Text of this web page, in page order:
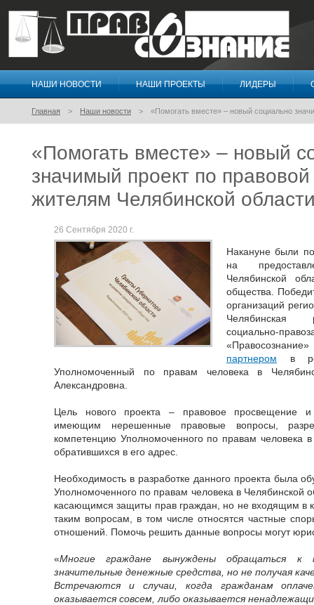
Правосознание
НАШИ НОВОСТИ НАШИ ПРОЕКТЫ ЛИДЕРЫ
Главная Наши новости «Помогать вместе» – новый социально
«Помогать вместе» – новый
значимый проект по
жителям Челябинской
26 Сентября 2020 г.
Накануне были
на
Челябинской
общества.
организаций
Челябинская
социально-
партнером в
Уполномоченный по правам человека в
Александровна.
Цель нового проекта – правовое просвещение
имеющим нерешенные правовые вопросы,
компетенцию Уполномоченного по правам человека
обратившихся в его адрес.
Необходимость в разработке данного проекта была
Уполномоченного по правам человека в Челябинской
касающимся защиты прав граждан, но не входящим в
таким вопросам, в том числе относятся частные
отношений. Помочь решить данные вопросы могут
«Многие граждане вынуждены обращаться к
значительные денежные средства, но не получая
Встречаются и случаи, когда гражданам
оказывается совсем, либо оказывается